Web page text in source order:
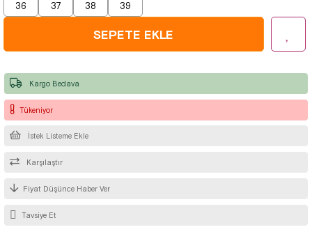
36 37 38 39
Tükeniyor
İstek Listeme Ekle
Karşılaştır
Fiyat Düşünce Haber Ver
Kargo Bedava
Tavsiye Et